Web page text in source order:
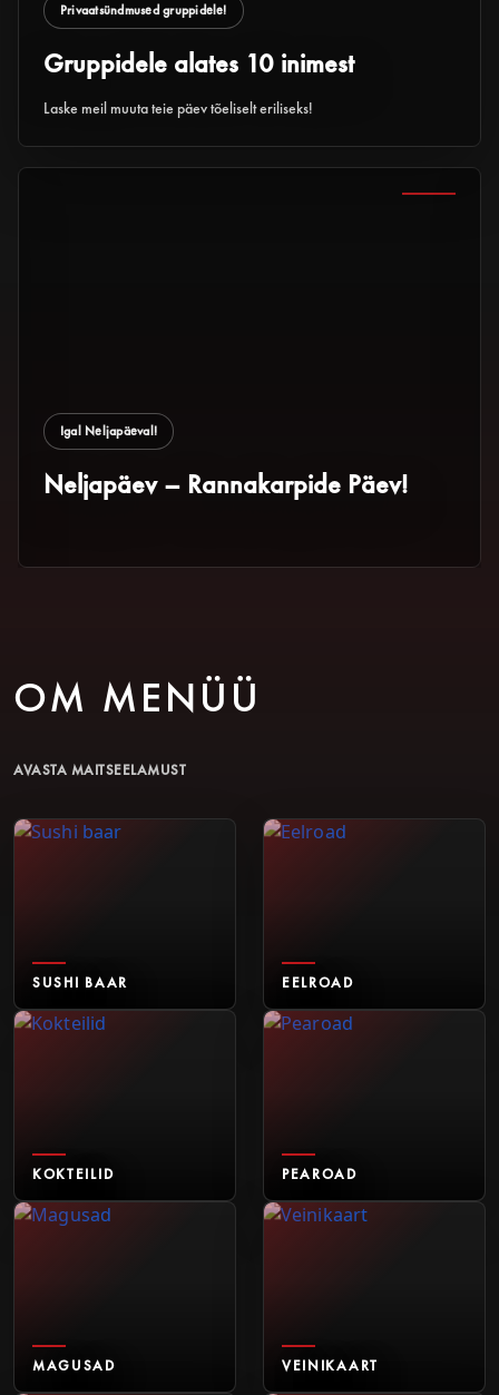
Privaatsündmused gruppidele!
Gruppidele alates 10 inimest
Laske meil muuta teie päev tõeliselt eriliseks!
Igal Neljapäeval!
Neljapäev – Rannakarpide Päev!
OM MENÜÜ
AVASTA MAITSEELAMUST
SUSHI BAAR EELROAD
KOKTEILID PEAROAD
MAGUSAD VEINIKAART